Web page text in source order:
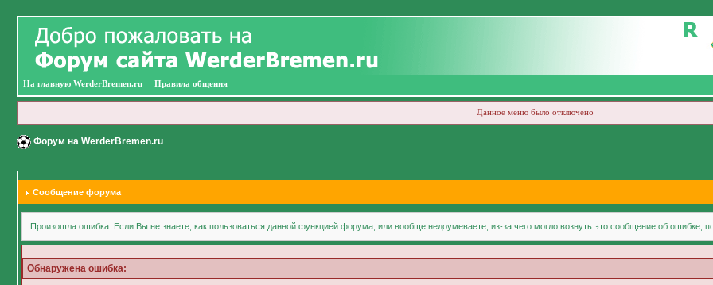
На главную WerderBremen.ru Правила общения
Данное меню было отключено
Форум на WerderBremen.ru
Сообщение форума
Произошла ошибка. Если Вы не знаете, как пользоваться данной функцией форума, или вообще недоумеваете, из-за чего могло вознуть это сообщение об ошибке,
Обнаружена ошибка: